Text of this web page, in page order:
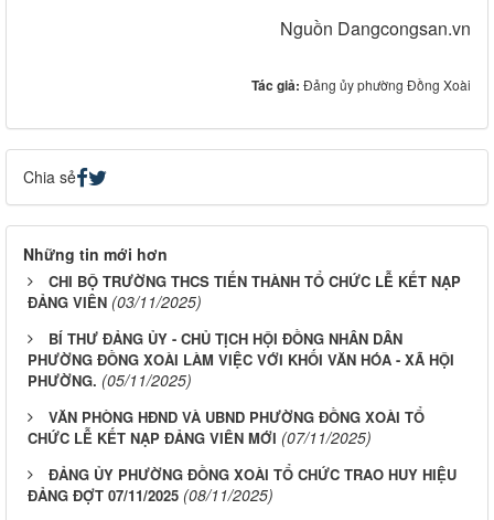
Nguồn Dangcongsan.vn
Tác giả: Đảng ủy phường Đồng Xoài
Chia sẻ
Những tin mới hơn
CHI BỘ TRƯỜNG THCS TIẾN THÀNH TỔ CHỨC LỄ KẾT NẠP
ĐẢNG VIÊN (03/11/2025)
BÍ THƯ ĐẢNG ỦY - CHỦ TỊCH HỘI ĐỒNG NHÂN DÂN
PHƯỜNG ĐỒNG XOÀI LÀM VIỆC VỚI KHỐI VĂN HÓA - XÃ HỘI
PHƯỜNG. (05/11/2025)
VĂN PHÒNG HĐND VÀ UBND PHƯỜNG ĐỒNG XOÀI TỔ
CHỨC LỄ KẾT NẠP ĐẢNG VIÊN MỚI (07/11/2025)
ĐẢNG ỦY PHƯỜNG ĐỒNG XOÀI TỔ CHỨC TRAO HUY HIỆU
ĐẢNG ĐỢT 07/11/2025 (08/11/2025)